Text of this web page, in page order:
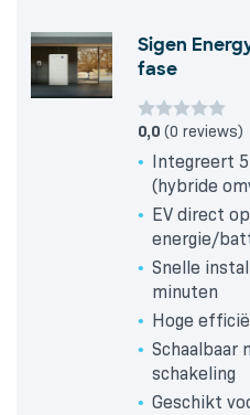
Sigen
fase
0,0 (0 reviews)
Integreert
(hybride
EV direct
energie/
Snelle
minuten
Hoge
Schaalbaar
schakeling
Geschikt